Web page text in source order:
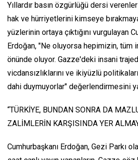
Yıllardır basın özgürlüğü dersi
hak ve hürriyetlerini kimseye
yüzlerinin ortaya çıktığını vurgulayan
Erdoğan, "Ne oluyorsa hepimizin, tüm
önünde oluyor. Gazze'deki insani
vicdansızlıklarını ve ikiyüzlü
dahi duymuyorlar" değerlendirmesini
“TÜRKİYE, BUNDAN SONRA DA
ZALİMLERİN KARŞISINDA YER
Cumhurbaşkanı Erdoğan, Gezi Parkı